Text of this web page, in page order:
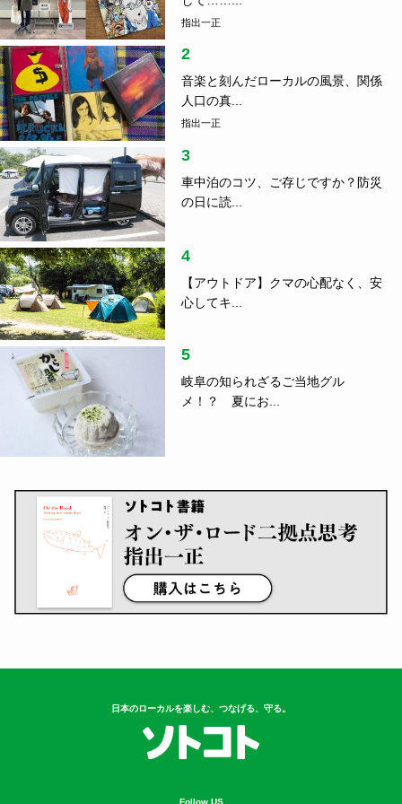
指出一正
2
音楽と刻んだローカルの風景、関係
人口の真...
指出一正
3
車中泊のコツ、ご存じですか？防災
の日に読...
4
【アウトドア】クマの心配なく、安
心してキ...
5
岐阜の知られざるご当地グル
メ！？ 夏にお...
日本のローカルを楽しむ、つなげる、守る。
Follow US